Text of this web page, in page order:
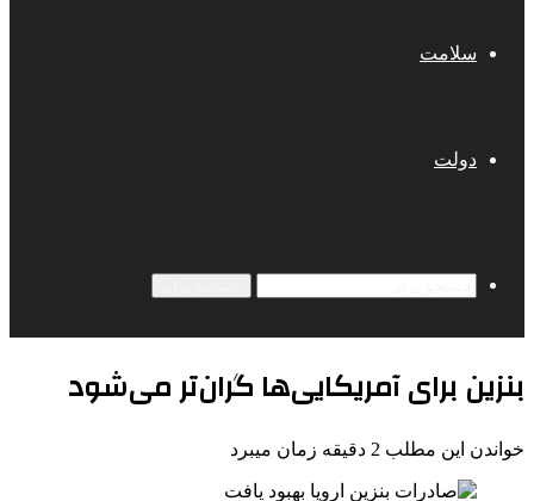
سلامت
دولت
بنزین برای آمریکایی‌ها گران‌تر می‌شود
خواندن این مطلب 2 دقیقه زمان میبرد